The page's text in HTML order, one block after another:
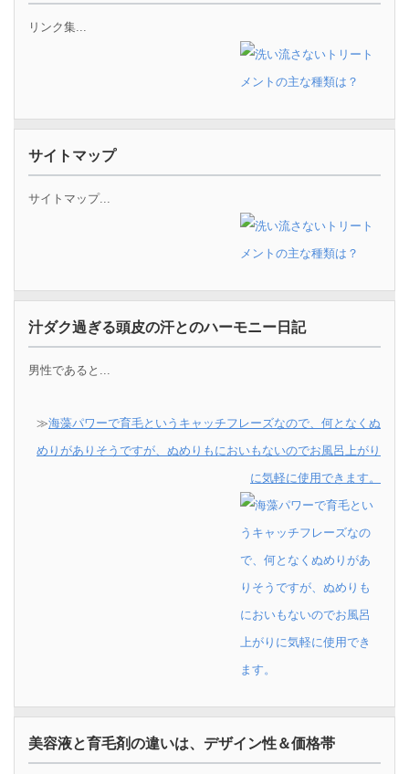
リンク集...
サイトマップ
サイトマップ...
汁ダク過ぎる頭皮の汗とのハーモニー日記
男性であると...
≫海藻パワーで育毛というキャッチフレーズなので、何となくぬ
めりがありそうですが、ぬめりもにおいもないのでお風呂上がり
に気軽に使用できます。
美容液と育毛剤の違いは、デザイン性＆価格帯